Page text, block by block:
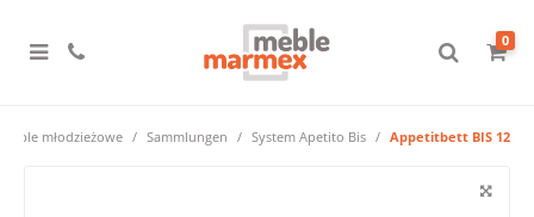
0
Meble młodzieżowe Sammlungen System Apetito Bis Appetitbett BIS 12